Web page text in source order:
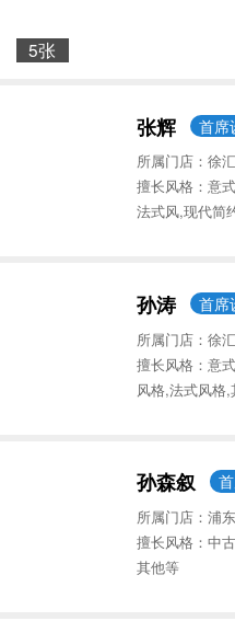
5张
张辉 首席
所属门店：徐
擅长风格：意
法式风,现代简
孙涛 首席
所属门店：徐
擅长风格：意
风格,法式风格
孙森叙
所属门店：浦
擅长风格：中
其他等